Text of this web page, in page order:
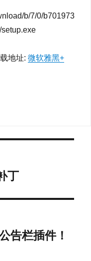
b/7/0/b701973
地址: 微软雅黑+
丁
告栏插件！